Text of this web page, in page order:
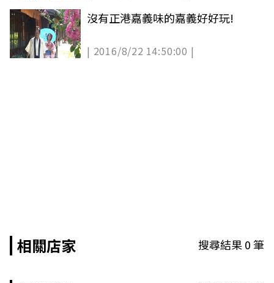
沒有正港嘉義味的嘉義好好玩!
| 2016/8/22 14:50:00 |
相關店家 搜尋結果0筆